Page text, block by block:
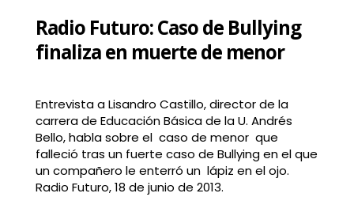
Radio Futuro: Caso de Bullying
finaliza en muerte de menor
Entrevista a Lisandro Castillo, director de la
carrera de Educación Básica de la U. Andrés
Bello, habla sobre el caso de menor que
falleció tras un fuerte caso de Bullying en el que
un compañero le enterró un lápiz en el ojo.
Radio Futuro, 18 de junio de 2013.